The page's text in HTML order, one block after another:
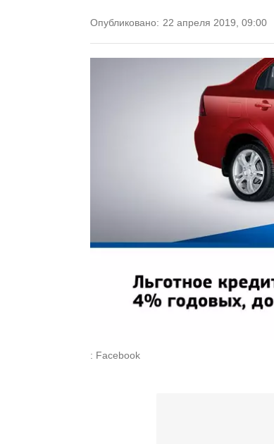
Опубликовано: 22 апреля 2019, 09:00
: Facebook